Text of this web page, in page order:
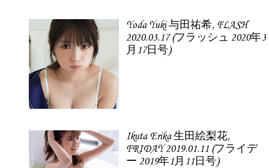
Yoda Yuki 与田祐希, FLASH
2020.03.17 (フラッシュ 2020年3
月17日号)
Ikuta Erika 生田絵梨花,
FRIDAY 2019.01.11 (フライデ
ー 2019年1月11日号)